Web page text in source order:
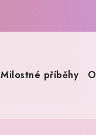
Milostné příběhy